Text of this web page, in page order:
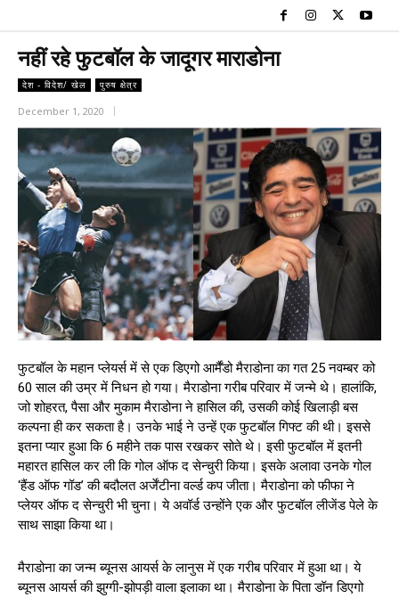
नहीं रहे फुटबॉल के जादूगर माराडोना
देश - विदेश/ खेल पुरुष क्षेत्र
December 1, 2020
फुटबॉल के महान प्लेयर्स में से एक डिएगो आर्मैंडो मैराडोना का गत 25 नवम्बर को
60 साल की उम्र में निधन हो गया। मैराडोना गरीब परिवार में जन्मे थे। हालांकि,
जो शोहरत, पैसा और मुकाम मैराडोना ने हासिल की, उसकी कोई खिलाड़ी बस
कल्पना ही कर सकता है। उनके भाई ने उन्हें एक फुटबॉल गिफ्ट की थी। इससे
इतना प्यार हुआ कि 6 महीने तक पास रखकर सोते थे। इसी फुटबॉल में इतनी
महारत हासिल कर ली कि गोल ऑफ द सेन्चुरी किया। इसके अलावा उनके गोल
‘हैंड ऑफ गॉड’ की बदौलत अर्जेंटीना वर्ल्ड कप जीता। मैराडोना को फीफा ने
प्लेयर ऑफ द सेन्चुरी भी चुना। ये अवॉर्ड उन्होंने एक और फुटबॉल लीजेंड पेले के
साथ साझा किया था।
मैराडोना का जन्म ब्यूनस आयर्स के लानुस में एक गरीब परिवार में हुआ था। ये
ब्यूनस आयर्स की झुग्गी-झोपड़ी वाला इलाका था। मैराडोना के पिता डॉन डिएगो